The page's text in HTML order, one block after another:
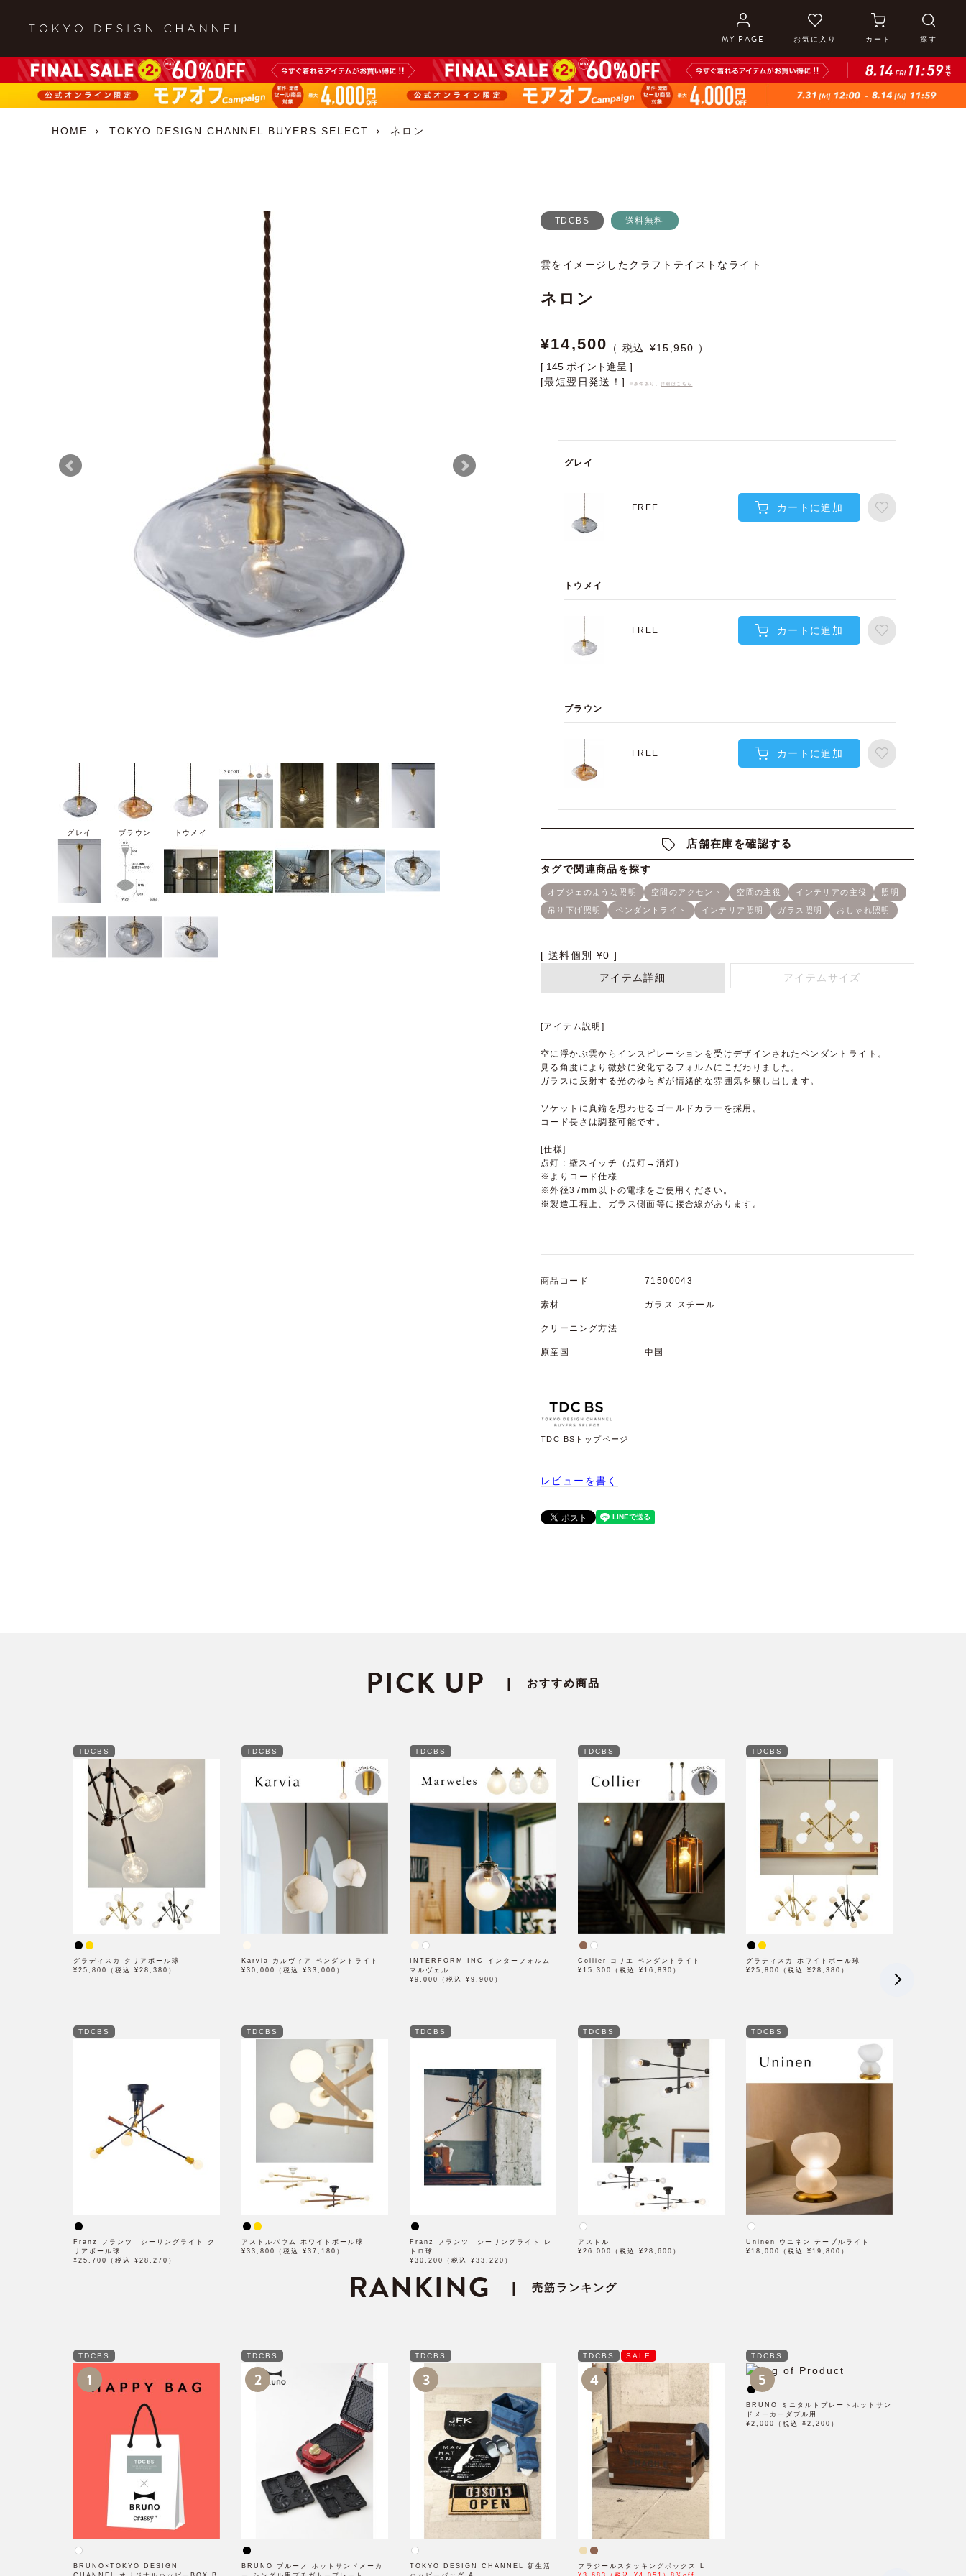
MY PAGE お気に入り カート 探す
HOME TOKYO DESIGN CHANNEL BUYERS SELECT ネロン
グレイ ブラウン トウメイ
TDCBS 送料無料
雲をイメージしたクラフトテイストなライト
ネロン
¥14,500 ¥15,950
[ 145 ポイント進呈 ]
[最短翌日発送！]
※条件あり、 詳細はこちら
グレイ
FREE カートに追加
トウメイ
FREE カートに追加
ブラウン
FREE カートに追加
店舗在庫を確認する
送料個別 ¥0
アイテム詳細
アイテムサイズ
[アイテム説明]
空に浮かぶ雲からインスピレーションを受けデザインされたペンダントライト。
見る角度により微妙に変化するフォルムにこだわりました。
ガラスに反射する光のゆらぎが情緒的な雰囲気を醸し出します。
ソケットに真鍮を思わせるゴールドカラーを採用。
コード長さは調整可能です。
[仕様]
点灯 : 壁スイッチ（点灯→消灯）
※よりコード仕様
※外径37mm以下の電球をご使用ください。
※製造工程上、ガラス側面等に接合線があります。
商品コード 71500043
素材 ガラス スチール
クリーニング方法
原産国 中国
TDC BSトップページ
レビューを書く
PICK UP | おすすめ商品
TDCBS
グラディスカ クリアボール球
¥25,800（税込 ¥28,380）
TDCBS
Karvia カルヴィア ペンダントライト
¥30,000（税込 ¥33,000）
TDCBS
INTERFORM INC インターフォルム
マルヴェル
¥9,000（税込 ¥9,900）
TDCBS
Collier コリエ ペンダントライト
¥15,300（税込 ¥16,830）
TDCBS
グラディスカ ホワイトボール球
¥25,800（税込 ¥28,380）
TDCBS
Franz フランツ シーリングライト ク
リアボール球
¥25,700（税込 ¥28,270）
TDCBS
アストルバウム ホワイトボール球
¥33,800（税込 ¥37,180）
TDCBS
Franz フランツ シーリングライト レ
トロ球
¥30,200（税込 ¥33,220）
TDCBS
アストル
¥26,000（税込 ¥28,600）
TDCBS
Uninen ウニネン テーブルライト
¥18,000（税込 ¥19,800）
RANKING 売筋ランキング
TDCBS
1
BRUNO×TOKYO DESIGN
TDCBS
2
BRUNO ブルーノ ホットサンドメーカ
TDCBS
3
TOKYO DESIGN CHANNEL 新生活
TDCBS SALE
4
フラジールスタッキングボックス L
TDCBS
5
BRUNO ミニタルトプレートホットサン
ドメーカーダブル用
¥2,000（税込 ¥2,200）